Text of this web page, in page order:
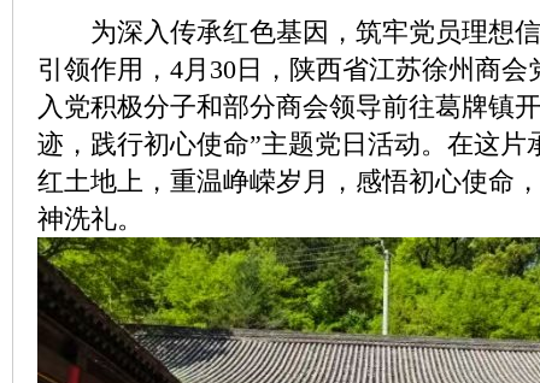
为深入传承红色基因，筑牢党员理想信
引领作用，4月30日，陕西省江苏徐州商会
入党积极分子和部分商会领导前往葛牌镇
迹，践行初心使命”主题党日活动。在这片
红土地上，重温峥嵘岁月，感悟初心使命
神洗礼。